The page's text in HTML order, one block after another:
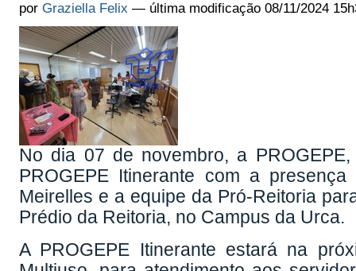
porGraziella Felix — última modificação 08/11/2024
No dia 07 de novembro, a
PROGEPE Itinerante com a
Meirelles e a equipe da Pró-Reitoria
Prédio da Reitoria, no Campus da Urca.
A PROGEPE Itinerante estará na